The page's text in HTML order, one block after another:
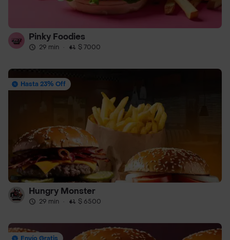
Pinky Foodies
29 min · $ 7000
Hasta 23% Off
Hungry Monster
29 min · $ 6500